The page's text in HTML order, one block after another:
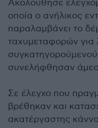
Ακολούθησε
οποία ο ανήλικος
παραλαμβάνει το
ταχυμεταφορών για
συγκατηγορούμενού
συνελήφθησαν
Σε έλεγχο που
βρέθηκαν και
ακατέργαστης